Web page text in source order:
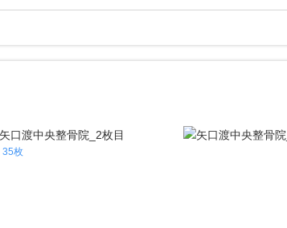
35枚